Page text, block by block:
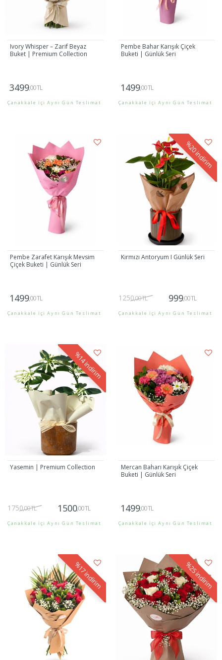
Ivory Whisper – Zarif Beyaz
Buket | Premium Collection
3499,00 TL
Çanakkale İçi Aynı Gün Teslimat
Pembe Bahar Karışık Çiçek
Buketi | Günlük Seri
1499,00 TL
Çanakkale İçi Aynı Gün Teslimat
Pembe Zarafet Karışık Mevsim
Çiçek Buketi | Günlük Seri
1499,00 TL
Çanakkale İçi Aynı Gün Teslimat
%20
indirim
Kırmızı Antoryum I Günlük Seri
1250,00 TL 999,00 TL
Çanakkale İçi Aynı Gün Teslimat
%14
indirim
Yasemin | Premium Collection
1750,00 TL 1500,00 TL
Çanakkale İçi Aynı Gün Teslimat
Mercan Baharı Karışık Çiçek
Buketi | Günlük Seri
1499,00 TL
Çanakkale İçi Aynı Gün Teslimat
%17
indirim
%25
indirim